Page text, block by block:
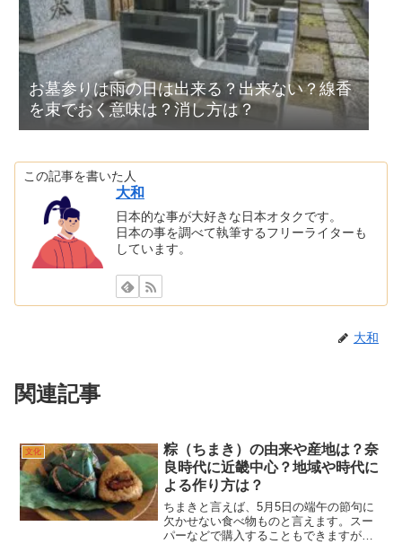
お墓参りは雨の日は出来る？出来ない？線香
を束でおく意味は？消し方は？
この記事を書いた人
大和
日本的な事が大好きな日本オタクです。
日本の事を調べて執筆するフリーライターも
しています。
大和
関連記事
文化
粽（ちまき）の由来や産地は？奈
良時代に近畿中心？地域や時代に
よる作り方は？
ちまきと言えば、5月5日の端午の節句に
欠かせない食べ物ものと言えます。スー
パーなどで購入することもできますが、